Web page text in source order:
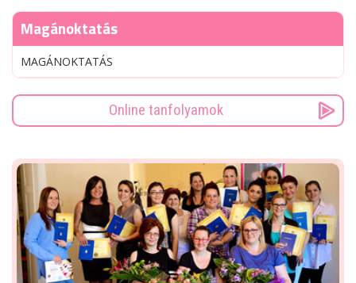
Magánoktatás
MAGÁNOKTATÁS
Online tanfolyamok